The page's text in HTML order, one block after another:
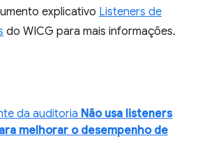
explicativo Listeners de
do WICG para mais informações.
da auditoria Não usa listeners
melhorar o desempenho de